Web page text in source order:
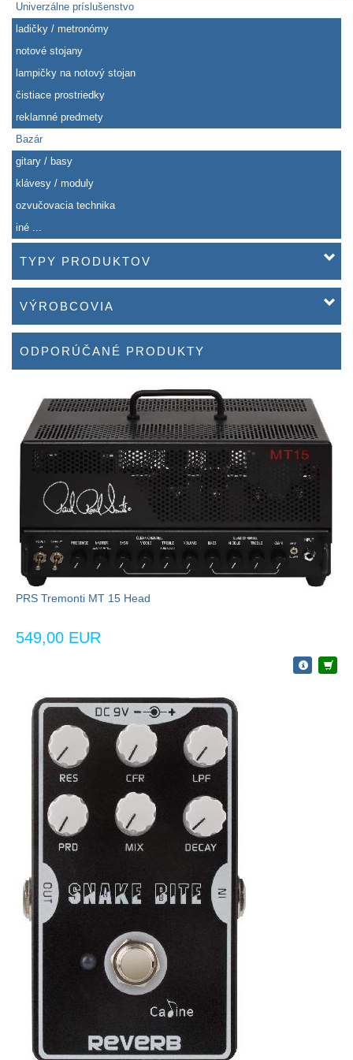
Univerzálne príslušenstvo
ladičky / metronómy
notové stojany
lampičky na notový stojan
čistiace prostriedky
reklamné predmety
Bazár
gitary / basy
klávesy / moduly
ozvučovacia technika
iné ...
TYPY PRODUKTOV
VÝROBCOVIA
ODPORÚČANÉ PRODUKTY
PRS Tremonti MT 15 Head
549,00 EUR